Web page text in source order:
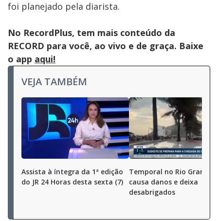
foi planejado pela diarista.
No RecordPlus, tem mais conteúdo da
RECORD para você, ao vivo e de graça. Baixe
o app aqui!
VEJA TAMBÉM
Assista à íntegra da 1ª edição
do JR 24 Horas desta sexta (7)
Temporal no Rio Grande
causa danos e deixa
desabrigados